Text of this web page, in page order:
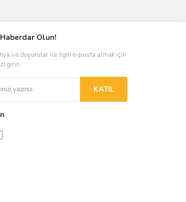
Olun!
ve duyurular ile ilgili e-posta almak için
girin.
KATIL